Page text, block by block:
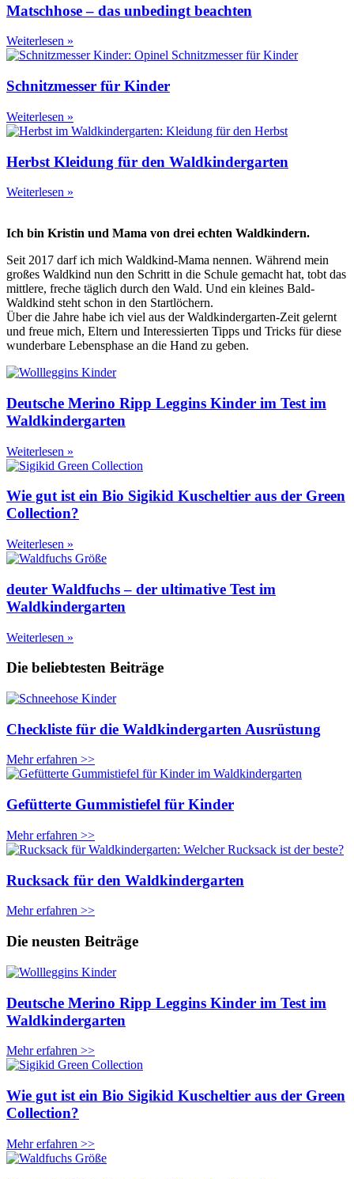
Matschhose – das unbedingt beachten
Weiterlesen »
Schnitzmesser für Kinder
Weiterlesen »
Herbst Kleidung für den Waldkindergarten
Weiterlesen »
Ich bin Kristin und Mama von drei echten Waldkindern.
Seit 2017 darf ich mich Waldkind-Mama nennen. Während mein
großes Waldkind nun den Schritt in die Schule gemacht hat, tobt das
mittlere, freche täglich durch den Wald. Und ein kleines Bald-
Waldkind steht schon in den Startlöchern.
Über die Jahre habe ich viel aus der Waldkindergarten-Zeit gelernt
und freue mich, Eltern und Interessierten Tipps und Tricks für diese
wunderbare Lebensphase an die Hand zu geben.
Deutsche Merino Ripp Leggins Kinder im Test im
Waldkindergarten
Weiterlesen »
Wie gut ist ein Bio Sigikid Kuscheltier aus der Green
Collection?
Weiterlesen »
deuter Waldfuchs – der ultimative Test im
Waldkindergarten
Weiterlesen »
Die beliebtesten Beiträge
Checkliste für die Waldkindergarten Ausrüstung
Mehr erfahren >>
Gefütterte Gummistiefel für Kinder
Mehr erfahren >>
Rucksack für den Waldkindergarten
Mehr erfahren >>
Die neusten Beiträge
Deutsche Merino Ripp Leggins Kinder im Test im
Waldkindergarten
Mehr erfahren >>
Wie gut ist ein Bio Sigikid Kuscheltier aus der Green
Collection?
Mehr erfahren >>